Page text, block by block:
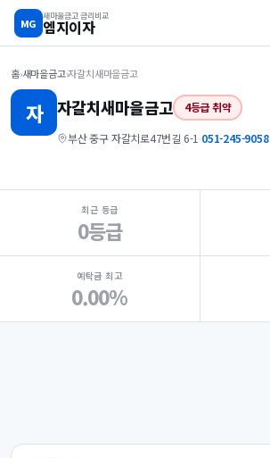
MG
새마을금고 금리비교
엠지이자
홈›새마을금고›자갈치새마을금고
자 자갈치새마을금고 4등급 취약
부산 중구 자갈치로47번길 6-1 ·051-245-9058
지점 핵심 지표 요약
최근 등급
0등급
예탁금 최고
0.00%